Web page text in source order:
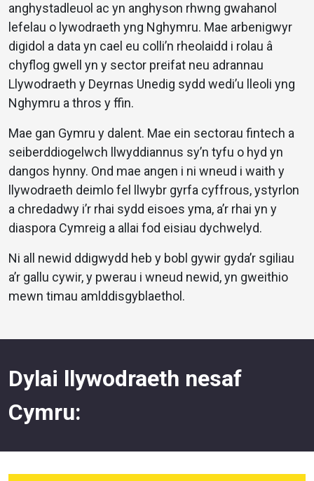
anghystadleuol ac yn anghyson rhwng gwahanol
lefelau o lywodraeth yng Nghymru. Mae arbenigwyr
digidol a data yn cael eu colli’n rheolaidd i rolau â
chyflog gwell yn y sector preifat neu adrannau
Llywodraeth y Deyrnas Unedig sydd wedi’u lleoli yng
Nghymru a thros y ffin.
Mae gan Gymru y dalent. Mae ein sectorau fintech a
seiberddiogelwch llwyddiannus sy’n tyfu o hyd yn
dangos hynny. Ond mae angen i ni wneud i waith y
llywodraeth deimlo fel llwybr gyrfa cyffrous, ystyrlon
a chredadwy i’r rhai sydd eisoes yma, a’r rhai yn y
diaspora Cymreig a allai fod eisiau dychwelyd.
Ni all newid ddigwydd heb y bobl gywir gyda’r sgiliau
a’r gallu cywir, y pwerau i wneud newid, yn gweithio
mewn timau amlddisgyblaethol.
Dylai llywodraeth nesaf
Cymru: